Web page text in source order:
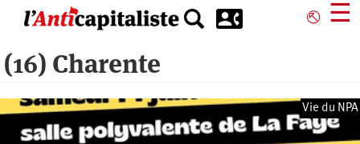
principal
⎋ ☰
(16) Charente
Vie du NPA